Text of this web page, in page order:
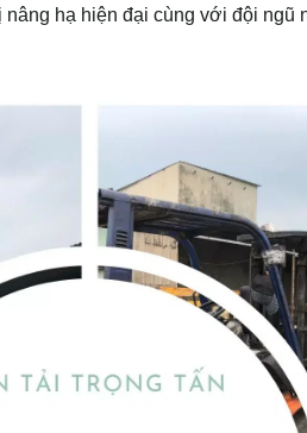
hạ hiện đại cùng với đội ngũ